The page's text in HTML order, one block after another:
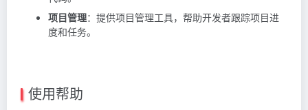
项目管理：提供项目管理工具，帮助开发者跟踪项目进
度和任务。
使用帮助